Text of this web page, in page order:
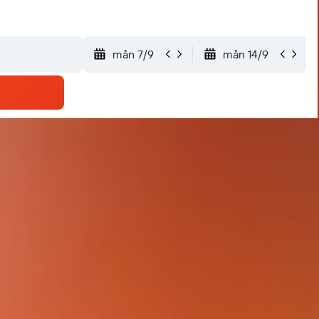
mån 7/9 mån 14/9